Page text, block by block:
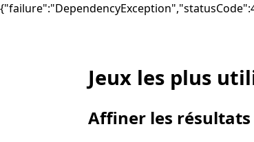
Liste Microsoft.com
Jeux les plus
Affiner les résultats